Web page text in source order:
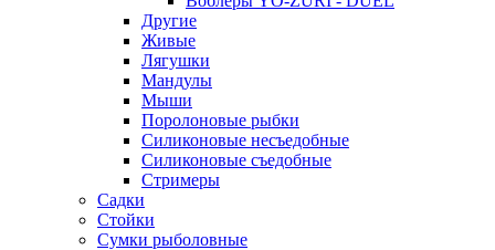
Другие
Живые
Лягушки
Мандулы
Мыши
Поролоновые рыбки
Силиконовые несъедобные
Силиконовые съедобные
Стримеры
Садки
Стойки
Сумки рыболовные